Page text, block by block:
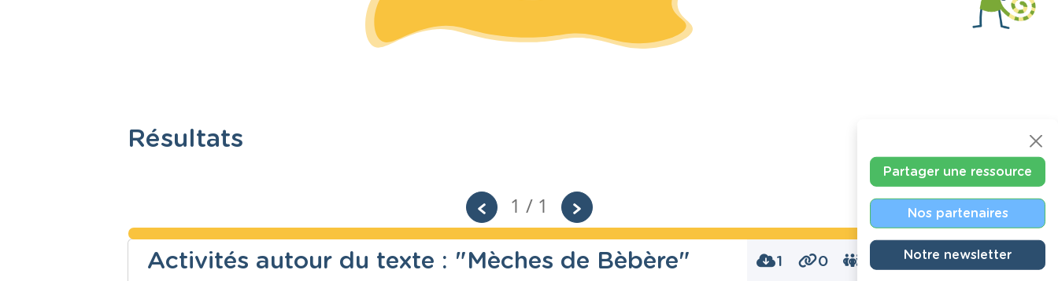
Résultats
1 / 1
Activités autour du texte : "Mèches de Bèbère" 1 0 0
Partager une ressource
Nos partenaires
Notre newsletter